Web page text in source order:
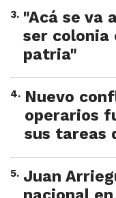
3. "Acá se va
ser colonia
patria"
4. Nuevo
operarios
sus tareas
5. Juan